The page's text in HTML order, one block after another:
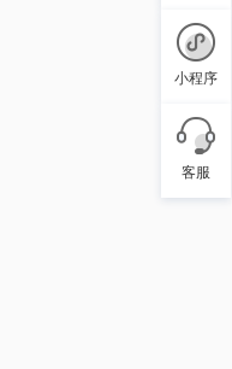
小程序
客服